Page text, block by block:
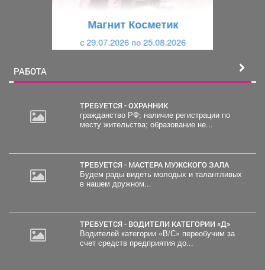
Магнит Косметик
c 29.07.2026 по 25.08.2026
РАБОТА
ТРЕБУЕТСЯ - ОХРАННИК
гражданство РФ; наличие регистрации по
месту жительства; образование не...
ТРЕБУЕТСЯ - МАСТЕРА МУЖСКОГО ЗАЛА
Будем рады видеть молодых и талантливых
в нашем дружном...
ТРЕБУЕТСЯ - ВОДИТЕЛИ КАТЕГОРИИ «Д»
Водителей категории «В/С» переобучим за
счет средств предприятия до...